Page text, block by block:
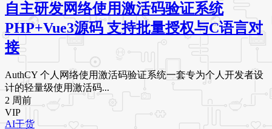
自主研发网络使用激活码验证系统
PHP+Vue3源码 支持批量授权与C语言对
接
AuthCY 个人网络使用激活码验证系统一套专为个人开发者设
计的轻量级使用激活码...
2 周前
VIP
AI干货